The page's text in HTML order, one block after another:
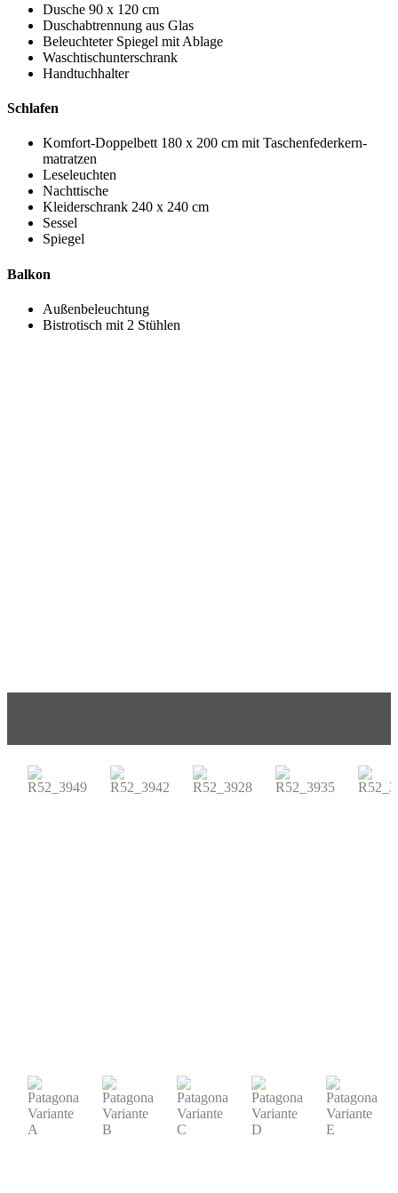
Dusche 90 x 120 cm
Duschabtrennung aus Glas
Beleuchteter Spiegel mit Ablage
Waschtischunterschrank
Handtuchhalter
Schlafen
Komfort-Doppelbett 180 x 200 cm mit Taschenfederkern­
matratzen
Leseleuchten
Nachttische
Kleiderschrank 240 x 240 cm
Sessel
Spiegel
Balkon
Außenbeleuchtung
Bistrotisch mit 2 Stühlen